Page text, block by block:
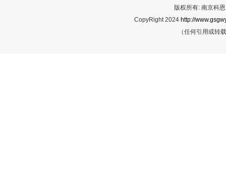
版权所有: 南京科
CopyRight 2024 http://
（任何引用或转